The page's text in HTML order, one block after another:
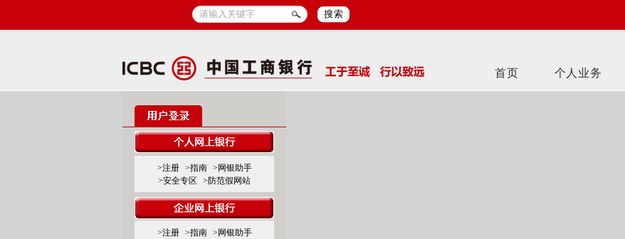
搜索
首页 个人业务
>注册 >指南
>网银助手
>安全专区
>防范假网站
>注册 >指南 >网银助手